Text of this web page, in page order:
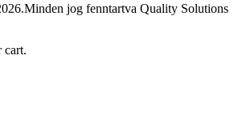
jog fenntartva Quality Solutions
cart.